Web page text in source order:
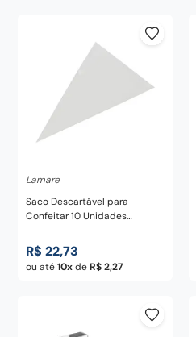
Lamare
Saco Descartável para
Confeitar 10 Unidades
R$ 22,73
ou até10 deR$ 2,27